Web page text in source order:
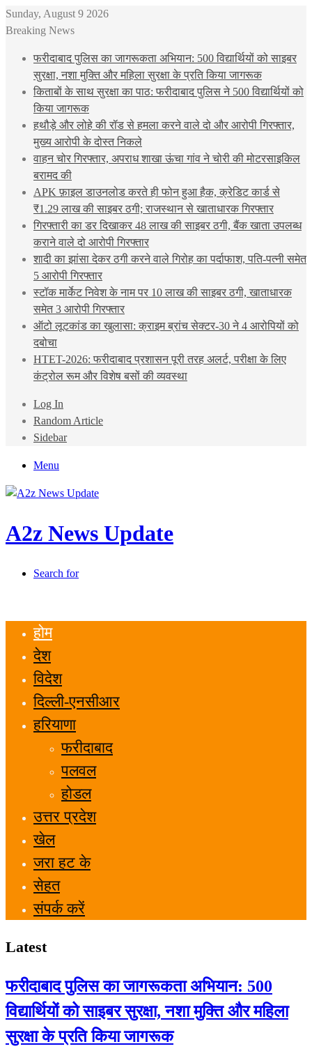
Sunday, August 9 2026
Breaking News
फरीदाबाद पुलिस का जागरूकता अभियान: 500 विद्यार्थियों को साइबर
सुरक्षा, नशा मुक्ति और महिला सुरक्षा के प्रति किया जागरूक
किताबों के साथ सुरक्षा का पाठ: फरीदाबाद पुलिस ने 500 विद्यार्थियों को
किया जागरूक
हथौड़े और लोहे की रॉड से हमला करने वाले दो और आरोपी गिरफ्तार,
मुख्य आरोपी के दोस्त निकले
वाहन चोर गिरफ्तार, अपराध शाखा ऊंचा गांव ने चोरी की मोटरसाइकिल
बरामद की
APK फ़ाइल डाउनलोड करते ही फोन हुआ हैक, क्रेडिट कार्ड से
₹1.29 लाख की साइबर ठगी; राजस्थान से खाताधारक गिरफ्तार
गिरफ्तारी का डर दिखाकर 48 लाख की साइबर ठगी, बैंक खाता उपलब्ध
कराने वाले दो आरोपी गिरफ्तार
शादी का झांसा देकर ठगी करने वाले गिरोह का पर्दाफाश, पति-पत्नी समेत
5 आरोपी गिरफ्तार
स्टॉक मार्केट निवेश के नाम पर 10 लाख की साइबर ठगी, खाताधारक
समेत 3 आरोपी गिरफ्तार
ऑटो लूटकांड का खुलासा: क्राइम ब्रांच सेक्टर-30 ने 4 आरोपियों को
दबोचा
HTET-2026: फरीदाबाद प्रशासन पूरी तरह अलर्ट, परीक्षा के लिए
कंट्रोल रूम और विशेष बसों की व्यवस्था
Log In
Random Article
Sidebar
Menu
A2z News Update
Search for
होम
देश
विदेश
दिल्ली-एनसीआर
हरियाणा
फरीदाबाद
पलवल
होडल
उत्तर प्रदेश
खेल
जरा हट के
सेहत
संपर्क करें
Latest
फरीदाबाद पुलिस का जागरूकता अभियान: 500
विद्यार्थियों को साइबर सुरक्षा, नशा मुक्ति और महिला
सुरक्षा के प्रति किया जागरूक